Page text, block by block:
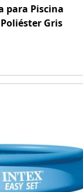
para Piscina
Gris